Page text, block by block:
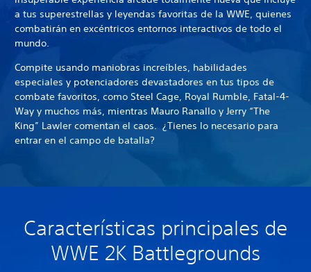
a tus superestrellas y leyendas favoritas de la WWE, quienes
combatirán en excéntricos entornos interactivos de todo el
mundo.
Compite usando maniobras increíbles, habilidades
especiales y potenciadores devastadores en tus tipos de
combate favoritos, como Steel Cage, Royal Rumble, Fatal-4-
Way y muchos más, mientras Mauro Ranallo y Jerry “The
King” Lawler comentan el caos. ¿Tienes lo necesario para
entrar en el campo de batalla?
Características principales de
WWE 2K Battlegrounds